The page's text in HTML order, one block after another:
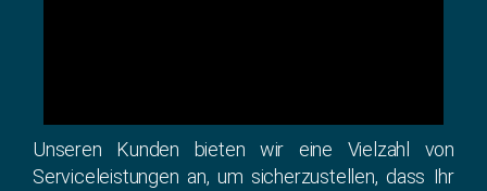
Unseren Kunden bieten wir eine Vielzahl von
Serviceleistungen an, um sicherzustellen, dass Ihr